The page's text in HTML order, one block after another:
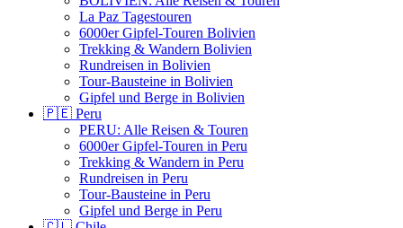
La Paz Tagestouren
6000er Gipfel-Touren Bolivien
Trekking & Wandern Bolivien
Rundreisen in Bolivien
Tour-Bausteine in Bolivien
Gipfel und Berge in Bolivien
🇵🇪 Peru
PERU: Alle Reisen & Touren
6000er Gipfel-Touren in Peru
Trekking & Wandern in Peru
Rundreisen in Peru
Tour-Bausteine in Peru
Gipfel und Berge in Peru